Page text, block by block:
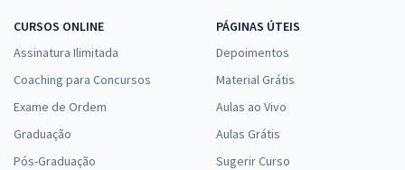
CURSOS ONLINE
Assinatura Ilimitada
Coaching para Concursos
Exame de Ordem
Graduação
Pós-Graduação
PÁGINAS ÚTEIS
Depoimentos
Material Grátis
Aulas ao Vivo
Aulas Grátis
Sugerir Curso